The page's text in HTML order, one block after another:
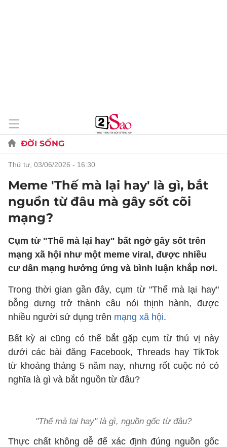
ĐỜI SỐNG
thứ tư, 03/06/2026 - 16:30
Meme 'Thế mà lại hay' là gì, bắt
nguồn từ đâu mà gây sốt cõi
mạng?
Cụm từ "Thế mà lại hay" bất ngờ gây sốt trên
mạng xã hội như một meme viral, được nhiều
cư dân mạng hưởng ứng và bình luận khắp nơi.
Trong thời gian gần đây, cụm từ "Thế mà lại hay"
bỗng dưng trở thành câu nói thịnh hành, được
nhiều người sử dụng trên mạng xã hội.
Bất kỳ ai cũng có thể bắt gặp cụm từ thú vị này
dưới các bài đăng Facebook, Threads hay TikTok
từ khoảng tháng 5 năm nay, nhưng rốt cuộc nó có
nghĩa là gì và bắt nguồn từ đâu?
"Thế mà lại hay" là gì, nguồn gốc từ đâu?
Thực chất không dễ để xác định đúng nguồn gốc